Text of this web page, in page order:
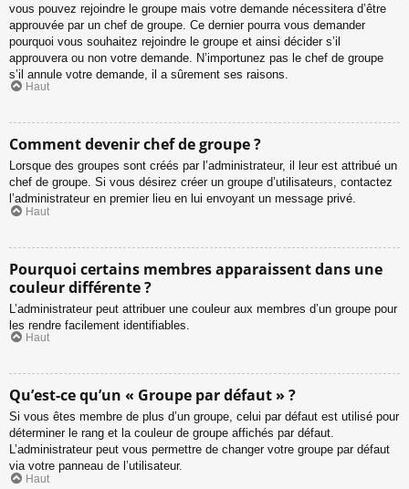
vous pouvez rejoindre le groupe mais votre demande nécessitera d’être
approuvée par un chef de groupe. Ce dernier pourra vous demander
pourquoi vous souhaitez rejoindre le groupe et ainsi décider s’il
approuvera ou non votre demande. N’importunez pas le chef de groupe
s’il annule votre demande, il a sûrement ses raisons.
Haut
Comment devenir chef de groupe ?
Lorsque des groupes sont créés par l’administrateur, il leur est attribué un
chef de groupe. Si vous désirez créer un groupe d’utilisateurs, contactez
l’administrateur en premier lieu en lui envoyant un message privé.
Haut
Pourquoi certains membres apparaissent dans une
couleur différente ?
L’administrateur peut attribuer une couleur aux membres d’un groupe pour
les rendre facilement identifiables.
Haut
Qu’est-ce qu’un « Groupe par défaut » ?
Si vous êtes membre de plus d’un groupe, celui par défaut est utilisé pour
déterminer le rang et la couleur de groupe affichés par défaut.
L’administrateur peut vous permettre de changer votre groupe par défaut
via votre panneau de l’utilisateur.
Haut